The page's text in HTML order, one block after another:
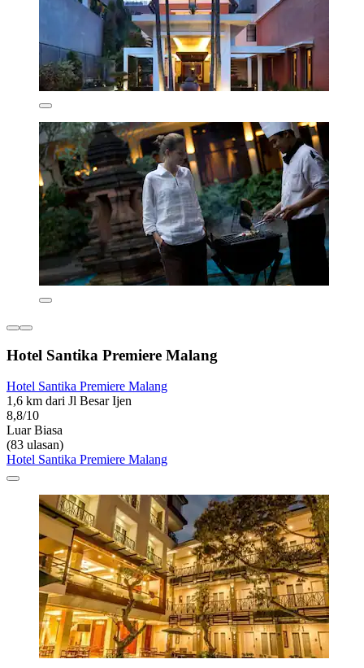
Hotel Santika Premiere Malang
Hotel Santika Premiere Malang
1,6 km dari Jl Besar Ijen
8,8/10
Luar Biasa
(83 ulasan)
Hotel Santika Premiere Malang